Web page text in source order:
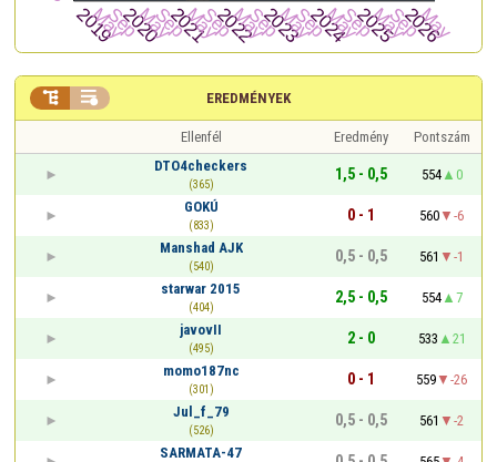
EREDMÉNYEK
 
Ellenfél Eredmény
Pontszám
DTO4checkers
(365)
1,5 - 0,5 554
0
GOKÚ
(833)
0 - 1 560
-6
Manshad AJK
(540)
0,5 - 0,5 561
-1
starwar 2015
(404)
2,5 - 0,5 554
7
javovII
(495)
2 - 0 533
21
momo187nc
(301)
0 - 1 559
-26
Jul_f_79
(526)
0,5 - 0,5 561
-2
SARMATA-47